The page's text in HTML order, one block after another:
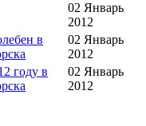
02 Январь
2012
в
02 Январь
2012
году в
02 Январь
2012